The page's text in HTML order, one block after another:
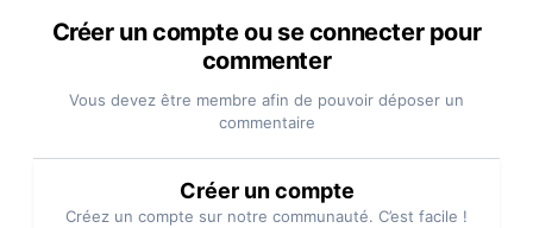
Créer un compte ou se connecter pour
commenter
Vous devez être membre afin de pouvoir déposer un
commentaire
Créer un compte
Créez un compte sur notre communauté. C’est facile !